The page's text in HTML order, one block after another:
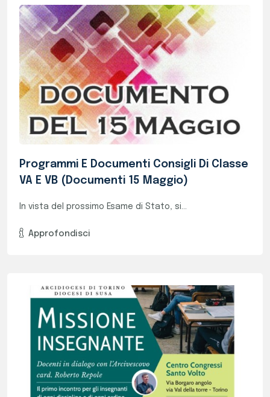
Programmi E Documenti Consigli Di Classe
VA E VB (Documenti 15 Maggio)
In vista del prossimo Esame di Stato, si...
Approfondisci
Alcuni nostri docenti hanno partecipato...